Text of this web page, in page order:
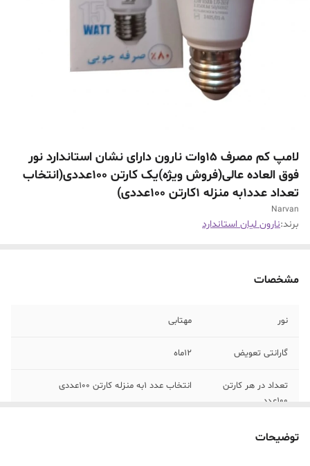
لامپ کم مصرف 15وات نارون دارای نشان استاندارد نور
فوق العاده عالی(فروش ویژه)یک کارتن ۱۰۰عددی(انتخاب
تعداد عدد1به منزله 1کارتن 100عددی)
Narvan
برند:نارون لیان استاندارد
مشخصات
نور مهتابی
گارانتی تعویض ۱۲ماه
تعداد در هر کارتن
100عدد
انتخاب عدد 1به منزله کارتن 100عددی
توضیحات